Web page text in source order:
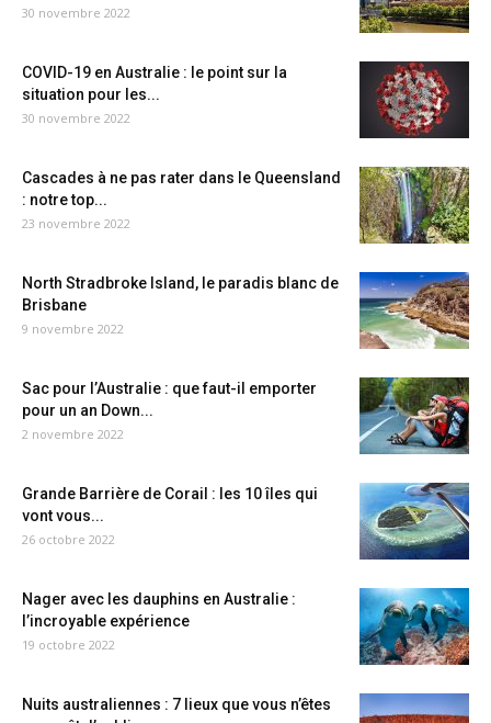
30 novembre 2022
COVID-19 en Australie : le point sur la
situation pour les...
30 novembre 2022
Cascades à ne pas rater dans le Queensland
: notre top...
23 novembre 2022
North Stradbroke Island, le paradis blanc de
Brisbane
9 novembre 2022
Sac pour l’Australie : que faut-il emporter
pour un an Down...
2 novembre 2022
Grande Barrière de Corail : les 10 îles qui
vont vous...
26 octobre 2022
Nager avec les dauphins en Australie :
l’incroyable expérience
19 octobre 2022
Nuits australiennes : 7 lieux que vous n’êtes